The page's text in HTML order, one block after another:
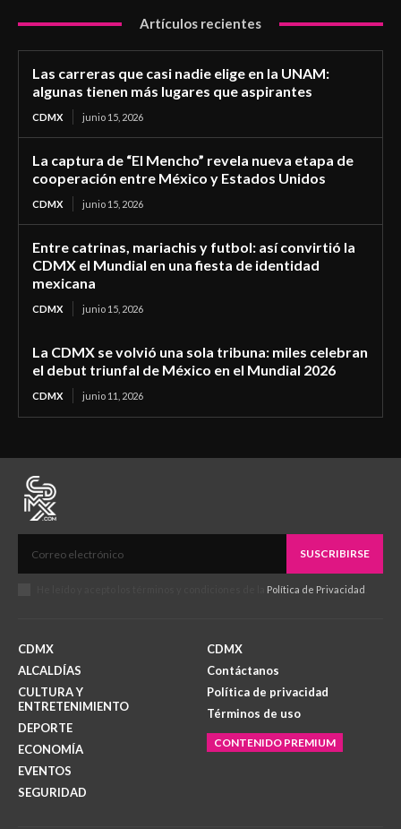
Artículos recientes
Las carreras que casi nadie elige en la UNAM:
algunas tienen más lugares que aspirantes
CDMX junio 15, 2026
La captura de “El Mencho” revela nueva etapa de
cooperación entre México y Estados Unidos
CDMX junio 15, 2026
Entre catrinas, mariachis y futbol: así convirtió la
CDMX el Mundial en una fiesta de identidad
mexicana
CDMX junio 15, 2026
La CDMX se volvió una sola tribuna: miles celebran
el debut triunfal de México en el Mundial 2026
CDMX junio 11, 2026
SUSCRIBIRSE
Política de Privacidad
CDMX
ALCALDÍAS
CULTURA Y
ENTRETENIMIENTO
DEPORTE
ECONOMÍA
EVENTOS
SEGURIDAD
CDMX
Contáctanos
Política de privacidad
Términos de uso
CONTENIDO PREMIUM